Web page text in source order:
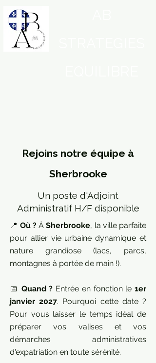
Rejoins notre équipe à
Sherbrooke
Un poste d'Adjoint
Administratif H/F disponible
📍 Où ?À Sherbrooke, la ville parfaite
pour allier vie urbaine dynamique et
nature grandiose (lacs, parcs,
montagnes à portée de main !).
📅 Quand ? Entrée en fonction le 1er
janvier 2027. Pourquoi cette date ?
Pour vous laisser le temps idéal de
préparer vos valises et vos
démarches administratives
d'expatriation en toute sérénité.